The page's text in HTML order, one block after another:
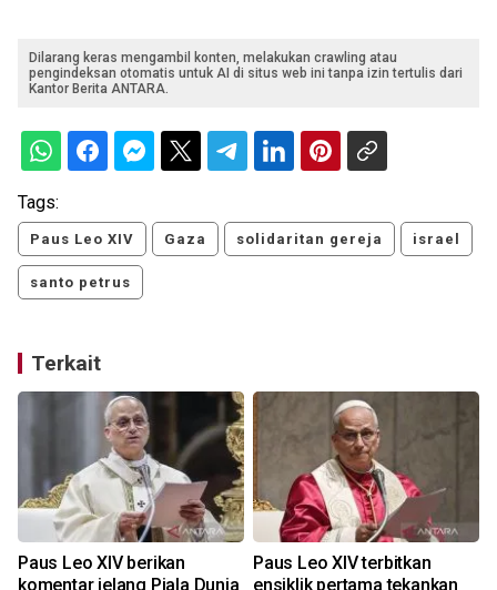
Dilarang keras mengambil konten, melakukan crawling atau
pengindeksan otomatis untuk AI di situs web ini tanpa izin tertulis dari
Kantor Berita ANTARA.
Tags:
Paus Leo XIV Gaza solidaritan gereja israel
santo petrus
Terkait
Paus Leo XIV berikan
komentar jelang Piala Dunia
Paus Leo XIV terbitkan
ensiklik pertama tekankan